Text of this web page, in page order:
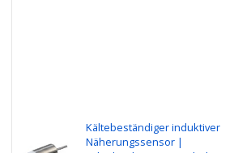
Kältebeständiger induktiver
Näherungssensor |